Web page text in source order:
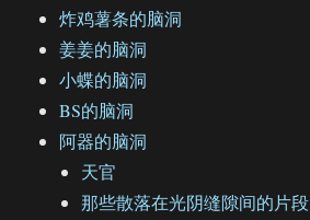
炸鸡薯条的脑洞
姜姜的脑洞
小蝶的脑洞
BS的脑洞
阿器的脑洞
天官
那些散落在光阴缝隙间的片段